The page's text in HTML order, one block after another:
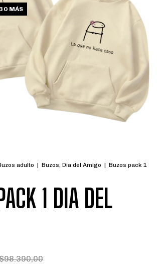
O MÁS
adulto | Buzos, Dia del Amigo | Buzos pack 1
1 DIA DEL